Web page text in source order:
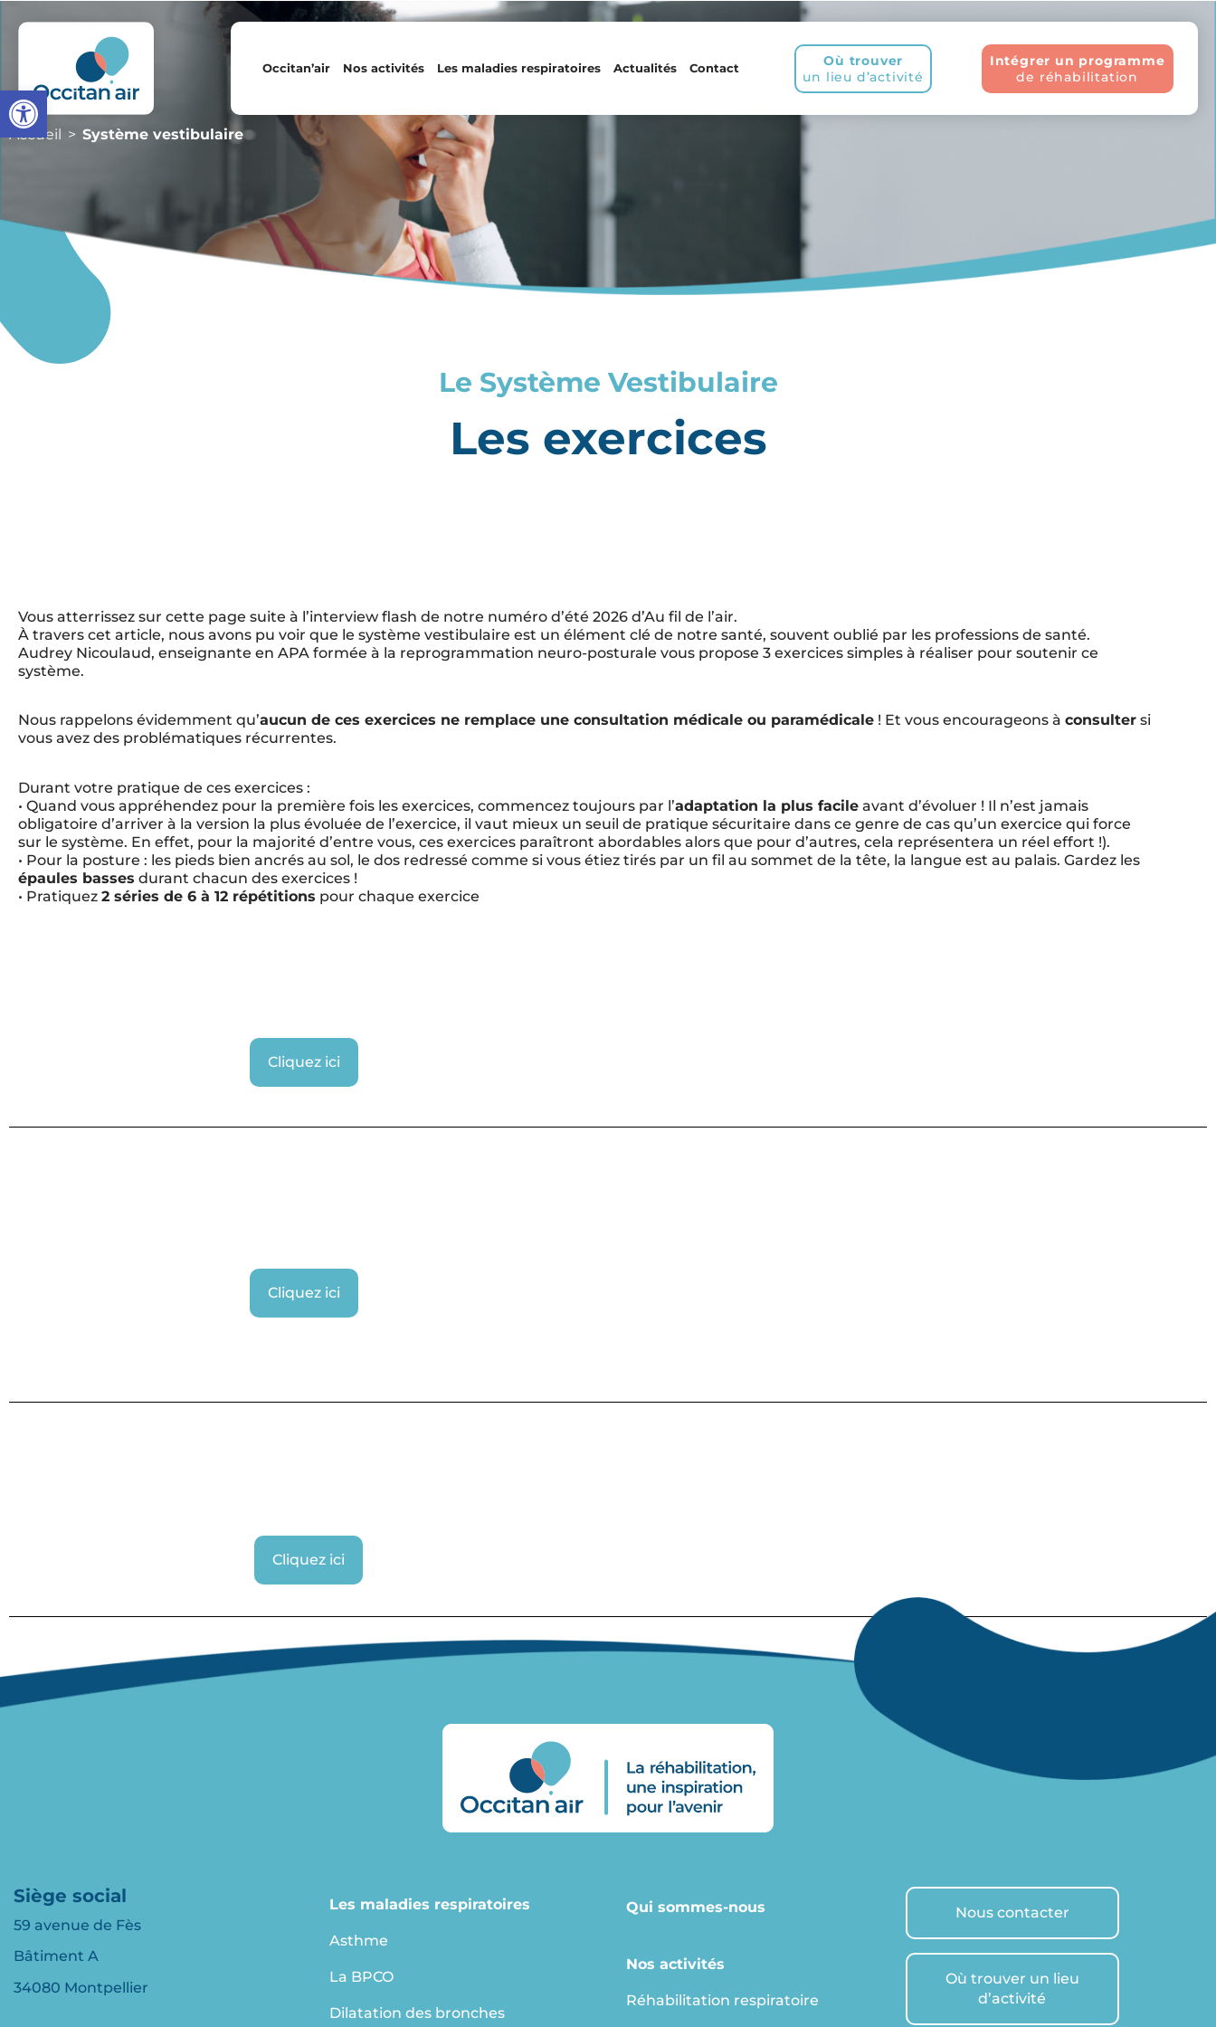
Occitan’air Nos activités Les maladies respiratoires Actualités Contact
Où trouver
un lieu d’activité
Intégrer un programme
de réhabilitation
Accueil Système vestibulaire
Le Système Vestibulaire
Les exercices
Vous atterrissez sur cette page suite à l’interview flash de notre numéro d’été 2026 d’Au fil de l’air.
À travers cet article, nous avons pu voir que le système vestibulaire est un élément clé de notre santé, souvent oublié par les professions de santé.
Audrey Nicoulaud, enseignante en APA formée à la reprogrammation neuro-posturale vous propose 3 exercices simples à réaliser pour soutenir ce
système.
Nous rappelons évidemment qu’aucun de ces exercices ne remplace une consultation médicale ou paramédicale ! Et vous encourageons à consulter si
vous avez des problématiques récurrentes.
Durant votre pratique de ces exercices :
• Quand vous appréhendez pour la première fois les exercices, commencez toujours par l’adaptation la plus facile avant d’évoluer ! Il n’est jamais
obligatoire d’arriver à la version la plus évoluée de l’exercice, il vaut mieux un seuil de pratique sécuritaire dans ce genre de cas qu’un exercice qui force
sur le système. En effet, pour la majorité d’entre vous, ces exercices paraîtront abordables alors que pour d’autres, cela représentera un réel effort !).
• Pour la posture : les pieds bien ancrés au sol, le dos redressé comme si vous étiez tirés par un fil au sommet de la tête, la langue est au palais. Gardez les
épaules basses durant chacun des exercices !
• Pratiquez 2 séries de 6 à 12 répétitions pour chaque exercice
Cliquez ici
Cliquez ici
Cliquez ici
Siège social
59 avenue de Fès
Bâtiment A
34080 Montpellier
Les maladies respiratoires
Asthme
La BPCO
Dilatation des bronches
Qui sommes-nous
Nos activités
Réhabilitation respiratoire
Nous contacter
Où trouver un lieu
d’activité
Ouvrir la barre d’outils